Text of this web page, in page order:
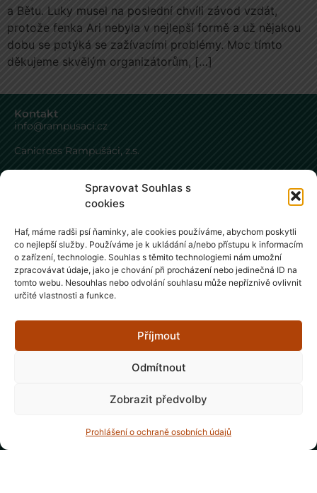
Spravovat Souhlas s
cookies
Haf, máme radši psí ňaminky, ale cookies používáme, abychom poskytli
co nejlepší služby. Používáme je k ukládání a/nebo přístupu k informacím
o zařízení, technologie. Souhlas s těmito technologiemi nám umožní
zpracovávat údaje, jako je chování při procházení nebo jedinečná ID na
tomto webu. Nesouhlas nebo odvolání souhlasu může nepříznivě ovlivnit
určité vlastnosti a funkce.
Příjmout
Odmítnout
Zobrazit předvolby
Prohlášení o ochraně osobních údajů
a Bětu. Luky musel na poslední chvíli závod vzdát,
protože fenka Ari nebyla v nejlepší formě a už nějakou
dobu se potýká se zažívacími problémy. Moc tímto
děkujeme skvělým organizátorům, […]
Kontakt
info@rampusaci.cz
Canicross Rampušáci, z.s.
561 64 Mistrovice
IČ0: 21145831
datová schránka: zcucdmy
Důležité dokumenty
Stanovy a zápisy
Soutěžní řád ČASS